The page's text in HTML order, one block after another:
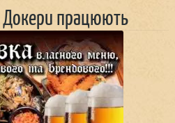
Докери працюють